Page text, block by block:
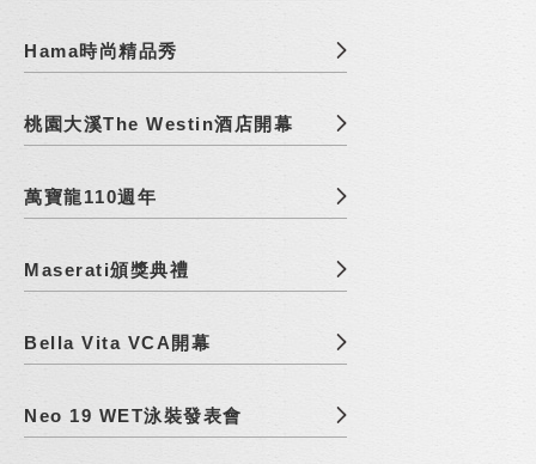
Hama時尚精品秀
桃園大溪The Westin酒店開幕
萬寶龍110週年
Maserati頒獎典禮
Bella Vita VCA開幕
Neo 19 WET泳裝發表會